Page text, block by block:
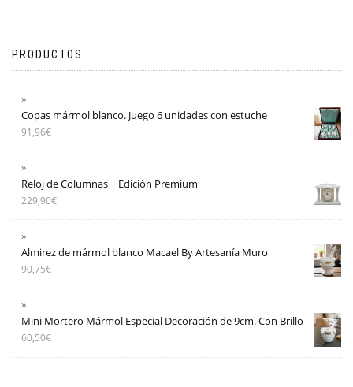
PRODUCTOS
Copas mármol blanco. Juego 6 unidades con estuche
91,96€
Reloj de Columnas | Edición Premium
229,90€
Almirez de mármol blanco Macael By Artesanía Muro
90,75€
Mini Mortero Mármol Especial Decoración de 9cm. Con Brillo
60,50€